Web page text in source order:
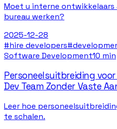
Moet u interne ontwikkelaars
bureau werken?
2025-12-28
#hire developers#
Software Development10 min
Personeelsuitbreiding
Dev Team Zonder Vaste
Leer hoe
te schalen.